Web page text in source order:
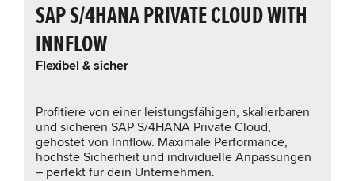
SAP S/4HANA PRIVATE CLOUD WITH
INNFLOW
Flexibel & sicher
Profitiere von einer leistungsfähigen, skalierbaren
und sicheren SAP S/4HANA Private Cloud,
gehostet von Innflow. Maximale Performance,
höchste Sicherheit und individuelle Anpassungen
– perfekt für dein Unternehmen.